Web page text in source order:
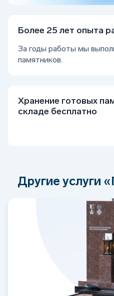
Более 25 лет опыта
За годы работы мы
памятников.
Хранение готовых
складе бесплатно
Другие услуги